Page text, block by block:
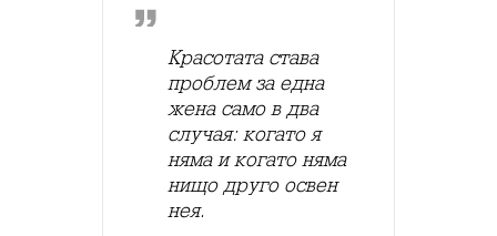
Красотата става
проблем за една
жена само в два
случая: когато я
няма и когато няма
нищо друго освен
нея.